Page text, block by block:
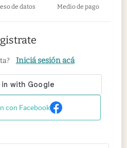
de datos Medio de pago
Iniciá sesión acá
con Facebook